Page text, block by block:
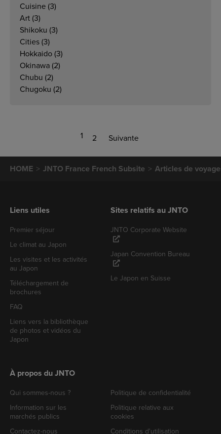
Cuisine (3)
Art (3)
Shikoku (3)
Cities (3)
Hokkaido (3)
Okinawa (2)
Chubu (2)
Chugoku (2)
1 2 Suivante
HOME JNTO France French Subsite Articles de
Liens utiles
Premier séjour
Le climat au Japon
Les visites et les activités
au Japon
Téléchargement de
brochures
FAQ
Liens vers la bibliothèque
de photos et vidéos du
Japon
Sites relatifs au JNTO
JNTO Corporate Website
Japan Convention Bureau
Le Japon en Suisse
À propos du JNTO
Qui sommes-nous ?
Information sur les
marchés publics
Contactez-nous
Politique de confidentialité
Politique relative aux
cookies
Conditions d'utilisation